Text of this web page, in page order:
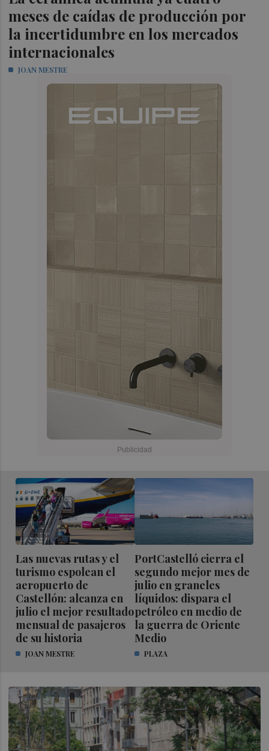
meses de caídas de producción por
la incertidumbre en los mercados
internacionales
JOAN MESTRE
Las nuevas rutas y el
turismo espolean el
aeropuerto de
Castellón: alcanza en
julio el mejor resultado
mensual de pasajeros
de su historia
JOAN MESTRE
PortCastelló cierra el
segundo mejor mes de
julio en graneles
líquidos: dispara el
petróleo en medio de
la guerra de Oriente
Medio
PLAZA